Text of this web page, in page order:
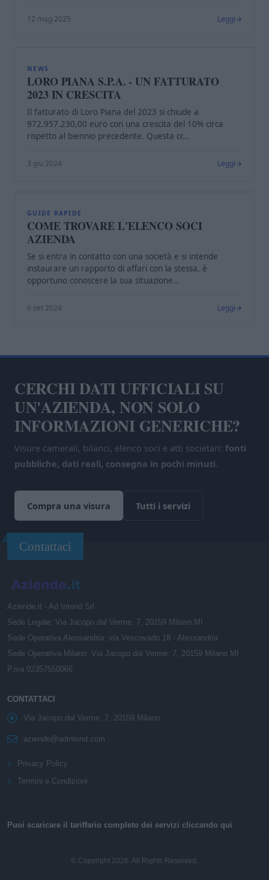
12 mag 2025 Leggi
NEWS
LORO PIANA S.P.A. - UN FATTURATO
2023 IN CRESCITA
Il fatturato di Loro Piana del 2023 si chiude a
972.957.230,00 euro con una crescita del 10% circa
rispetto al biennio precedente. Questa cr…
3 giu 2024 Leggi
GUIDE RAPIDE
COME TROVARE L'ELENCO SOCI
AZIENDA
Se si entra in contatto con una società e si intende
instaurare un rapporto di affari con la stessa, è
opportuno conoscere la sua situazione…
6 set 2024 Leggi
CERCHI DATI UFFICIALI SU
UN'AZIENDA, NON SOLO
INFORMAZIONI GENERICHE?
Visure camerali, bilanci, elenco soci e atti societari: fonti
pubbliche, dati reali, consegna in pochi minuti.
Compra una visura Tutti i servizi
Contattaci
Aziende.it - Ad Intend Srl
Sede Legale: Via Jacopo dal Verme, 7, 20159 Milano MI
Sede Operativa Alessandria: via Vescovado 18 - Alessandria
Sede Operativa Milano: Via Jacopo dal Verme, 7, 20159 Milano MI
P.iva 02357550066
CONTATTACI
Via Jacopo dal Verme, 7, 20159 Milano
aziende@adintend.com
Privacy Policy
Termini e Condizioni
Puoi scaricare il tariffario completo dei servizi cliccando qui
© Copyright 2026. All Rights Reserved.